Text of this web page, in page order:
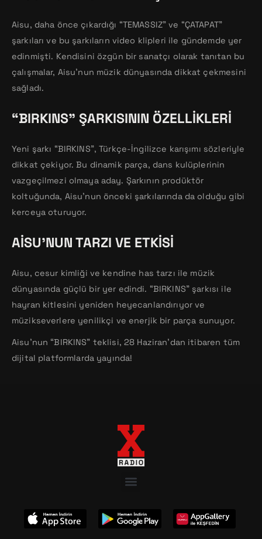
Aisu, daha önce çıkardığı “TEMASSIZ” ve “ÇATAPAT”
şarkıları ve bu şarkıların video klipleri ile gündemde yer
edinmişti. Kendisini özgün bir sanatçı olarak tanıtan bu
çalışmalar, Aisu’nun müzik dünyasında dikkat çekmesini
sağladı.
“BIRKINS” ŞARKISININ ÖZELLIKLERI
Yeni şarkı “BIRKINS”, Türkçe-İngilizce karışımı sözleriyle
dikkat çekiyor. Bu dinamik parça, dans kulüplerinin
vazgeçilmezi olmaya aday. Şarkının prodüktör
koltuğunda, Aisu’nun önceki şarkılarında da olduğu gibi
kerceya oturuyor.
AISU’NUN TARZI VE ETKISI
Aisu, cesur kimliği ve kendine has tarzı ile müzik
dünyasında güçlü bir yer edindi. “BIRKINS” şarkısı ile
hayran kitlesini yeniden heyecanlandırıyor ve
müzikseverlere yenilikçi ve enerjik bir parça sunuyor.
Aisu’nun “BIRKINS” teklisi, 28 Haziran’dan itibaren tüm
dijital platformlarda yayında!